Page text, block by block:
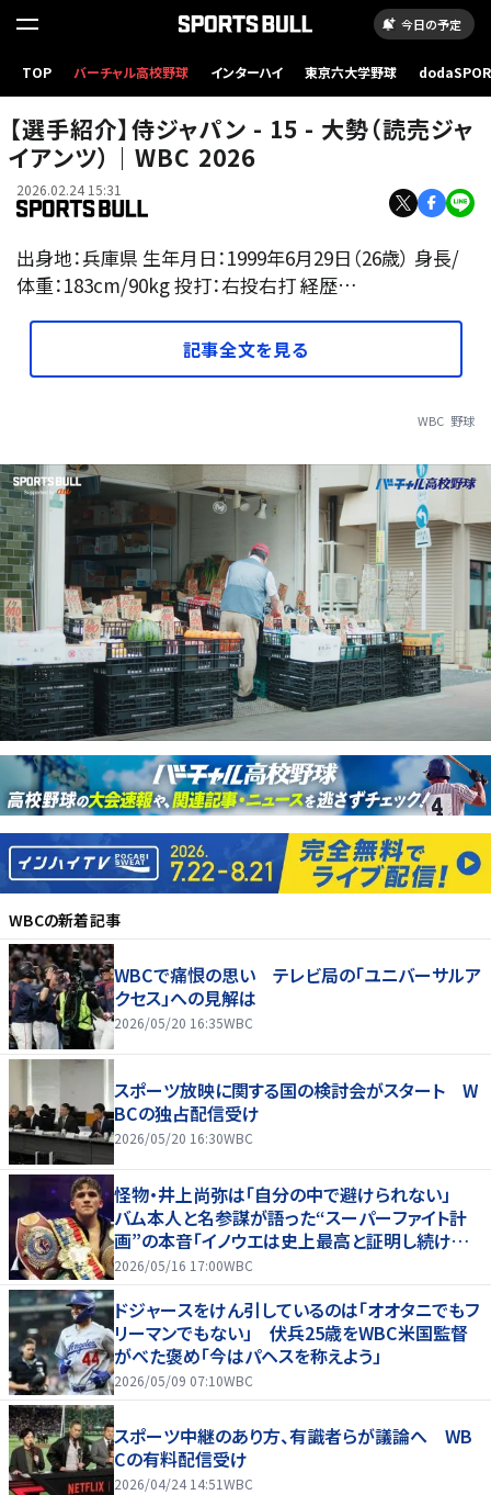
今日の予定
TOP バーチャル高校野球 インターハイ 東京六大学野球
【選手紹介】侍ジャパン - 15 - 大勢（読売ジャ
イアンツ）｜WBC 2026
2026.02.24 15:31
出身地：兵庫県 生年月日：1999年6月29日（26歳） 身長/
体重：183cm/90kg 投打：右投右打 経歴…
記事全文を見る
WBC 野球
WBCの新着記事
WBCで痛恨の思い テレビ局の「ユニバーサルア
クセス」への見解は
2026/05/20 16:35WBC
スポーツ放映に関する国の検討会がスタート W
BCの独占配信受け
2026/05/20 16:30WBC
怪物・井上尚弥は「自分の中で避けられない」
バム本人と名参謀が語った“スーパーファイト計
画”の本音「イノウエは史上最高と証明し続けて
いる」
2026/05/16 17:00WBC
ドジャースをけん引しているのは「オオタニでもフ
リーマンでもない」 伏兵25歳をWBC米国監督
がべた褒め「今はパヘスを称えよう」
2026/05/09 07:10WBC
スポーツ中継のあり方、有識者らが議論へ WB
Cの有料配信受け
2026/04/24 14:51WBC